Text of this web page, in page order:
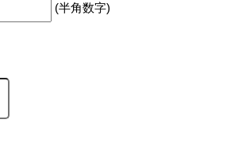
(半角数字)